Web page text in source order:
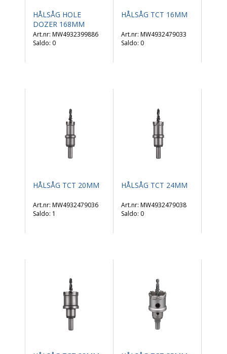
HÅLSÅG HOLE
DOZER 168MM
MW4932399886
Saldo: 0
HÅLSÅG TCT 16MM
MW4932479033
Saldo: 0
HÅLSÅG TCT 20MM
MW4932479036
Saldo: 1
HÅLSÅG TCT 24MM
MW4932479038
Saldo: 0